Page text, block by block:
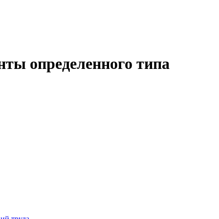
определенного типа